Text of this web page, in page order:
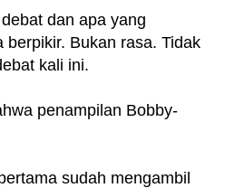
dan apa yang
Bukan rasa. Tidak
kali ini.
penampilan Bobby-
sudah mengambil